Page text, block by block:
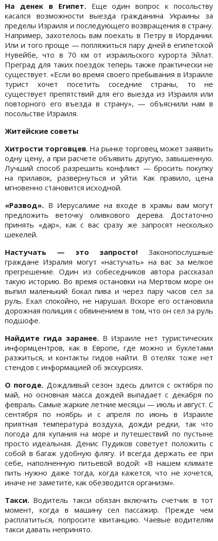
На денек в Египет.Еще один вопрос к посольству
касался возможности выезда гражданина Украины за
пределы Израиля и последующего возвращения в страну.
Например, захотелось вам поехать в Петру в Иордании.
Или и того проще — попляжиться пару дней в египетской
Нувейбе, что в 70 км от израильского курорта Эйлат.
Преград для таких поездок теперь также практически не
существует. «Если во время своего пребывания в Израиле
турист хочет посетить соседние страны, то не
существует препятствий для его выезда из Израиля или
повторного его въезда в страну», — объяснили нам в
посольстве Израиля.
Житейские советы
Хитрости торговцев. На рынке торговец может заявить
одну цену, а при расчете объявить другую, завышенную.
Лучший способ разрешить конфликт — бросить покупку
на прилавок, развернуться и уйти. Как правило, цена
мгновенно становится исходной.
«Развод». В Иерусалиме на входе в храмы вам могут
предложить веточку оливкового дерева. Достаточно
принять «дар», как с вас сразу же запросят несколько
шекелей.
Настучать — это запросто! Законопослушные
граждане Изралия могут «настучать» на вас за мелкое
прегрешение. Один из собеседников автора рассказал
такую историю. Во время остановки на Мертвом море он
выпил маленький бокал пива и через пару часов сел за
руль. Ехал спокойно, не нарушал. Вскоре его остановила
дорожная полиция с обвинением в том, что он сел за руль
подшофе.
Найдите гида заранее.В Израиле нет туристических
информцентров, как в Европе, где можно и буклетами
разжиться, и контакты гидов найти. В отелях тоже нет
стендов с информацией об экскурсиях.
О погоде. Дождливый сезон здесь длится с октября по
май, но основная масса дождей выпадает с декабря по
февраль. Самые жаркие летние месяцы — июль и август. С
сентября по ноябрь и с апреля по июнь в Израиле
приятная температура воздуха, дожди редки, так что
погода для купания на море и путешествий по пустыне
просто идеальная. Денис Пудиков советует положить с
собой в багаж удобную флягу. И всегда держать ее при
себе, наполненную питьевой водой: «В нашем климате
пить нужно даже тогда, когда кажется, что не хочется,
иначе не заметите, как обезводится организм».
Такси. Водитель такси обязан включить счетчик в тот
момент, когда в машину сел пассажир. Прежде чем
расплатиться, попросите квитанцию. Чаевые водителям
такси давать непринято.